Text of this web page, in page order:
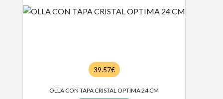
39.57€
OLLA CON TAPA CRISTAL OPTIMA 24 CM